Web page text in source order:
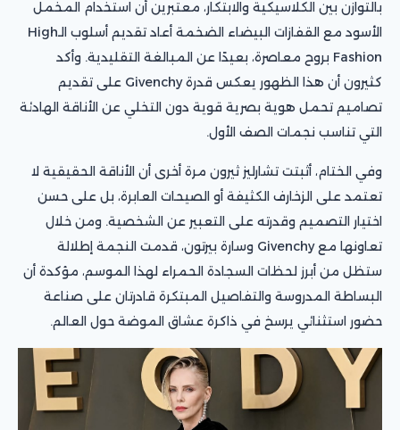
بالتوازن بين الكلاسيكية والابتكار، معتبرين أن استخدام المخمل
الأسود مع القفازات البيضاء الضخمة أعاد تقديم أسلوب الـHigh
Fashion بروح معاصرة، بعيدًا عن المبالغة التقليدية. وأكد
كثيرون أن هذا الظهور يعكس قدرة Givenchy على تقديم
تصاميم تحمل هوية بصرية قوية دون التخلي عن الأناقة الهادئة
التي تناسب نجمات الصف الأول.
وفي الختام، أثبتت تشارليز ثيرون مرة أخرى أن الأناقة الحقيقية لا
تعتمد على الزخارف الكثيفة أو الصيحات العابرة، بل على حسن
اختيار التصميم وقدرته على التعبير عن الشخصية. ومن خلال
تعاونها مع Givenchy وسارة بيرتون، قدمت النجمة إطلالة
ستظل من أبرز لحظات السجادة الحمراء لهذا الموسم، مؤكدة أن
البساطة المدروسة والتفاصيل المبتكرة قادرتان على صناعة
حضور استثنائي يرسخ في ذاكرة عشاق الموضة حول العالم.